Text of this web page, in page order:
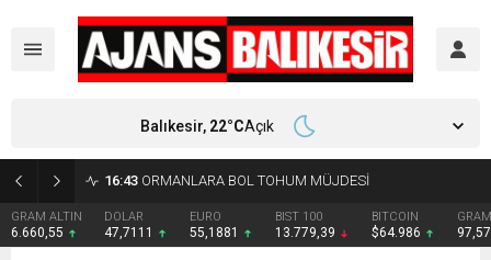
16:43 ORMANLARA BOL TOHUM MÜJDESİ
GRAM ALTIN
6.660,55
DOLAR
47,7111
EURO
55,1881
BIST 100
13.779,39
BITCOIN
$64.986
Balıkesir, 22°CAçık